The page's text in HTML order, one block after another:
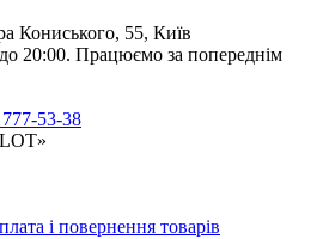
Кониського, 55, Київ
20:00. Працюємо за попереднім
53-38
і повернення товарів